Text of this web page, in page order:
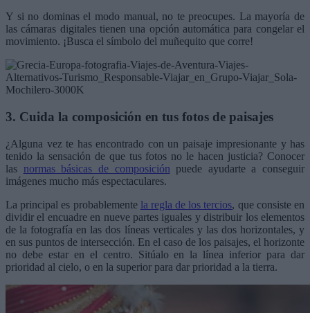
Y si no dominas el modo manual, no te preocupes. La mayoría de
las cámaras digitales tienen una opción automática para congelar el
movimiento. ¡Busca el símbolo del muñequito que corre!
3. Cuida la composición en tus fotos de paisajes
¿Alguna vez te has encontrado con un paisaje impresionante y has
tenido la sensación de que tus fotos no le hacen justicia? Conocer
las normas básicas de composición puede ayudarte a conseguir
imágenes mucho más espectaculares.
La principal es probablemente la regla de los tercios, que consiste en
dividir el encuadre en nueve partes iguales y distribuir los elementos
de la fotografía en las dos líneas verticales y las dos horizontales, y
en sus puntos de intersección. En el caso de los paisajes, el horizonte
no debe estar en el centro. Sitúalo en la línea inferior para dar
prioridad al cielo, o en la superior para dar prioridad a la tierra.